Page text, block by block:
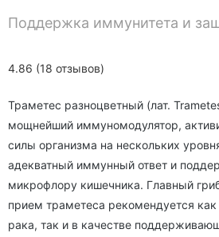
4.86 (18 отзывов)
Поддержка иммунитета и
Траметес разноцветный (лат.
мощнейший иммуномодулятор,
силы организма на нескольких
адекватный иммунный ответ и
микрофлору кишечника. Главный
прием траметеса рекомендуется
рака, так и в качестве